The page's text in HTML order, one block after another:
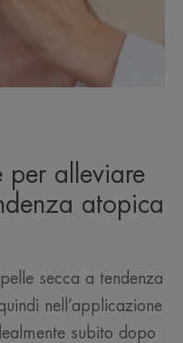
per alleviare
atopica
secca a tendenza
nell’applicazione
subito dopo